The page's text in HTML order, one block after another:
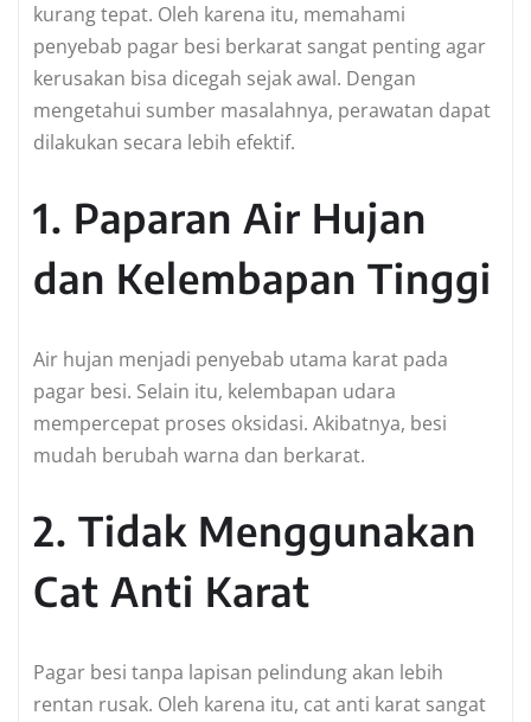
kurang tepat. Oleh karena itu, memahami
penyebab pagar besi berkarat sangat penting agar
kerusakan bisa dicegah sejak awal. Dengan
mengetahui sumber masalahnya, perawatan dapat
dilakukan secara lebih efektif.
1. Paparan Air Hujan
dan Kelembapan Tinggi
Air hujan menjadi penyebab utama karat pada
pagar besi. Selain itu, kelembapan udara
mempercepat proses oksidasi. Akibatnya, besi
mudah berubah warna dan berkarat.
2. Tidak Menggunakan
Cat Anti Karat
Pagar besi tanpa lapisan pelindung akan lebih
rentan rusak. Oleh karena itu, cat anti karat sangat